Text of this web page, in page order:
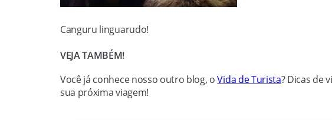
Canguru linguarudo!
VEJA TAMBÉM!
Você já conhece nosso outro blog, oVida de Turista? Dicas de
sua próxima viagem!